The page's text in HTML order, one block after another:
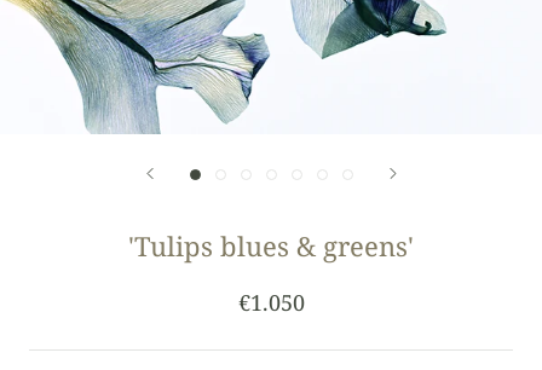
'Tulips blues & greens'
€1.050